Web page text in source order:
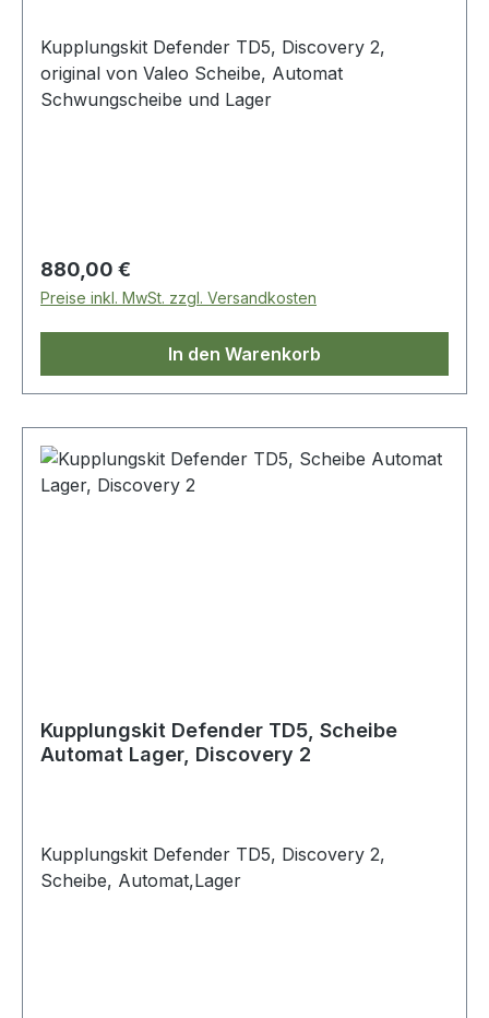
Kupplungskit Defender TD5, Discovery 2,
original von Valeo Scheibe, Automat
Schwungscheibe und Lager
Regulärer Preis:
880,00 €
Preise inkl. MwSt. zzgl. Versandkosten
In den Warenkorb
Kupplungskit Defender TD5, Scheibe
Automat Lager, Discovery 2
Kupplungskit Defender TD5, Discovery 2,
Scheibe, Automat,Lager